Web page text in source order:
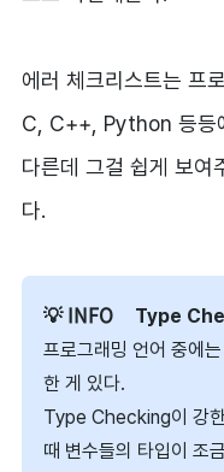
에러 체크리스트는 프
C, C++, Python 등등
다른데 그걸 쉽게 보여
다.
Type
프로그래밍 언어 중에
한 게 있다.
Type Checking이 강
때 변수들의 타입이 조